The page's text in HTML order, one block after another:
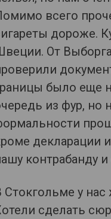
всего
дороже.
От
было еще
из фур, но
декларации
контрабанду
Стокгольме у
сделать